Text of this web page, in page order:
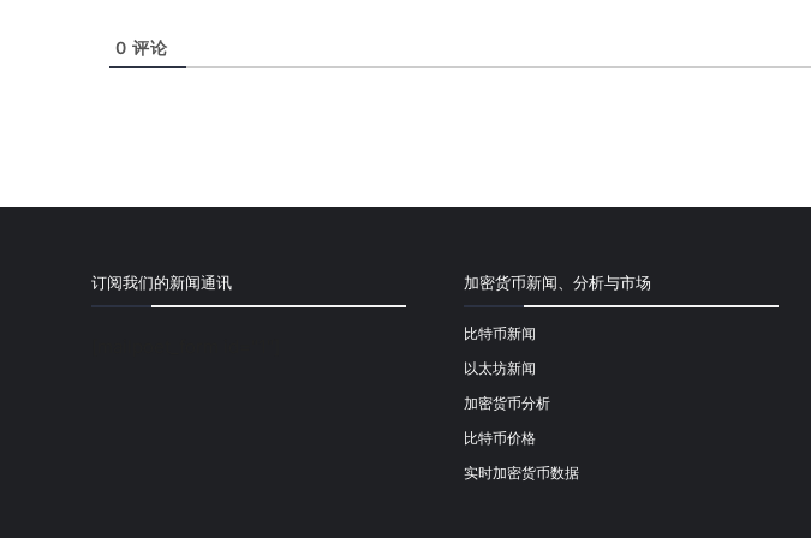
0 评论
订阅我们的新闻通讯 加密货币新闻、分析与市场
比特币新闻
以太坊新闻
加密货币分析
比特币价格
实时加密货币数据